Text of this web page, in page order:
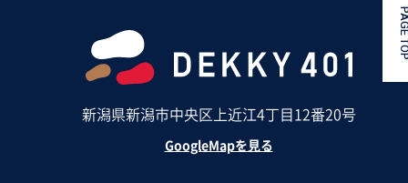
新潟県新潟市中央区上近江4丁目12番20号
GoogleMapを見る